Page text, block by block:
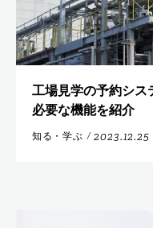
工場見学の予約シス
必要な機能を紹介
知る・学ぶ / 2023.12.25